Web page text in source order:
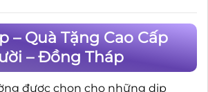
– Quà Tặng Cao Cấp
– Đồng Tháp
được chọn cho những dịp